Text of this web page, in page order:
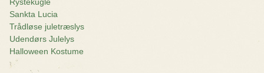
Sankta Lucia
Trådløse juletræslys
Udendørs Julelys
Halloween Kostume